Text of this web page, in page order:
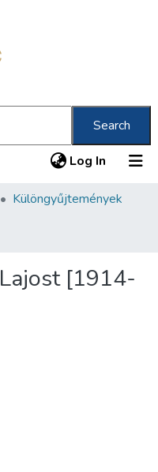
Search
Log In (current)
Különgyűjtemények
[1914-